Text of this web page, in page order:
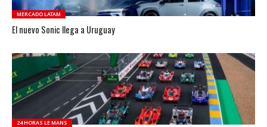
MERCADO LATAM
El nuevo Sonic llega a Uruguay
24 HORAS LE MANS